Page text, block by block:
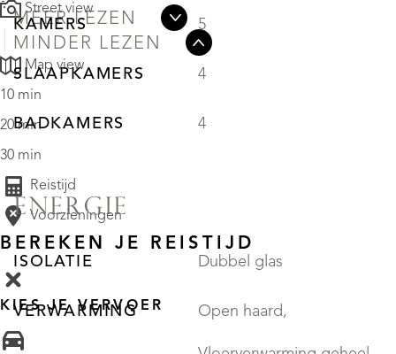
MEER LEZEN
MINDER LEZEN
KAMERS 5
SLAAPKAMERS 4
BADKAMERS 4
ENERGIE
ISOLATIE Dubbel glas
VERWARMING Open haard,
Street view
Map view
10 min
20 min
30 min
Reistijd
Voorzieningen
BEREKEN JE REISTIJD
KIES JE VERVOER